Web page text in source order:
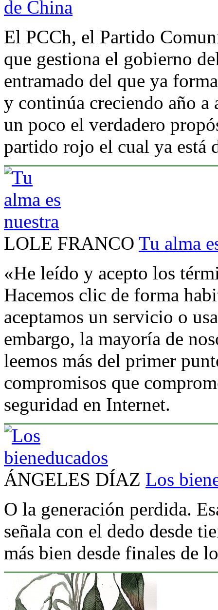
de China
El PCCh, el Partido
que gestiona el gobierno
entramado del que ya
y continúa creciendo año a
un poco el verdadero
partido rojo el cual ya está
LOLE FRANCO Tu alma
«He leído y acepto los
Hacemos clic de forma
aceptamos un servicio o
embargo, la mayoría de
leemos más del primer
compromisos que
seguridad en Internet.
ÁNGELES DÍAZ Los
O la generación perdida.
señala con el dedo desde
más bien desde finales de